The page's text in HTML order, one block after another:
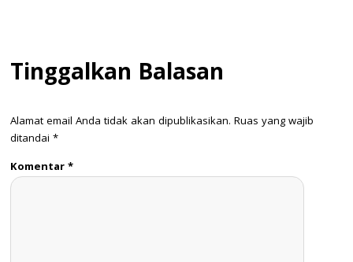
Tinggalkan Balasan
Alamat email Anda tidak akan dipublikasikan. Ruas yang wajib
ditandai *
Komentar*